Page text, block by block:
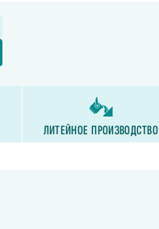
ЛИТЕЙНОЕ ПРОИЗВОДСТВО